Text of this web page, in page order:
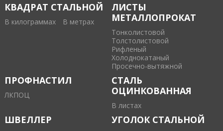
КВАДРАТ СТАЛЬНОЙ
В килограммах В метрах
ЛИСТЫ
МЕТАЛЛОПРОКАТ
Тонколистовой
Толстолистовой
Рифленый
Холоднокатаный
Проcечно-вытяжной
ПРОФНАСТИЛ
ЛКПОЦ
СТАЛЬ
ОЦИНКОВАННАЯ
В листах
ШВЕЛЛЕР УГОЛОК СТАЛЬНОЙ